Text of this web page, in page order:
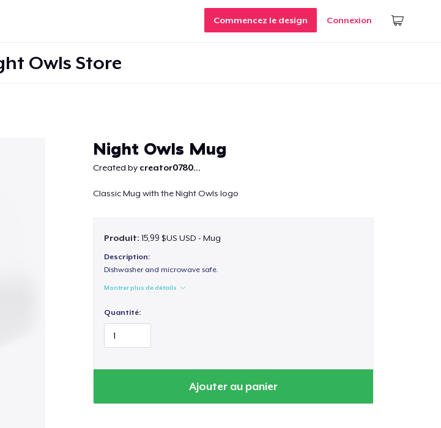
Commencez le design Connexion
Owls Store
Night Owls Mug
Created by creator0780...
Classic Mug with the Night Owls logo
Produit: 15,99 $US USD - Mug
Description:
Dishwasher and microwave safe.
Montrer plus de détails
Quantité:
Ajouter au panier